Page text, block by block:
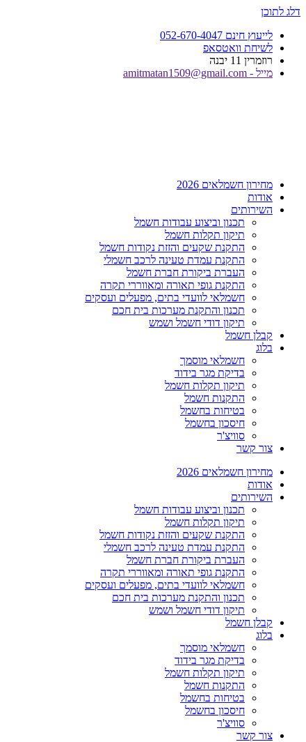
דלג לתוכן
לייעוץ חינם 052-670-4047
לשיחת וואטסאפ
רוזמרין 11 יבנה
מייל - amitmatan1509@gmail.com
מחירון חשמלאים 2026
אודות
השירותים
תכנון וביצוע עבודות חשמל
תיקון תקלות חשמל
התקנת שקעים והזזת נקודות חשמל
התקנת עמדת טעינה לרכב חשמלי
העברת ביקורת חברת חשמל
התקנת גופי תאורה ומאווררי תקרה
חשמלאי לוועדי בתים, מפעלים ועסקים
תכנון והתקנת מערכות בית חכם
תיקון דודי חשמל ושמש
קבלן חשמל
בלוג
חשמלאי מוסמך
בדיקת מגר בידוד
תיקון תקלות חשמל
התקנות חשמל
בטיחות בחשמל
חיסכון בחשמל
סוויצ'ר
צור קשר
מחירון חשמלאים 2026
אודות
השירותים
תכנון וביצוע עבודות חשמל
תיקון תקלות חשמל
התקנת שקעים והזזת נקודות חשמל
התקנת עמדת טעינה לרכב חשמלי
העברת ביקורת חברת חשמל
התקנת גופי תאורה ומאווררי תקרה
חשמלאי לוועדי בתים, מפעלים ועסקים
תכנון והתקנת מערכות בית חכם
תיקון דודי חשמל ושמש
קבלן חשמל
בלוג
חשמלאי מוסמך
בדיקת מגר בידוד
תיקון תקלות חשמל
התקנות חשמל
בטיחות בחשמל
חיסכון בחשמל
סוויצ'ר
צור קשר